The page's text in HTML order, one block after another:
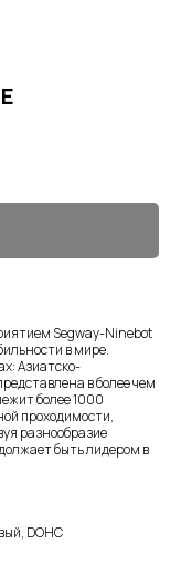
Segway-Ninebot
в мире.
Азиатско-
в более чем
более 1000
проходимости,
разнообразие
быть лидером в
DOHC